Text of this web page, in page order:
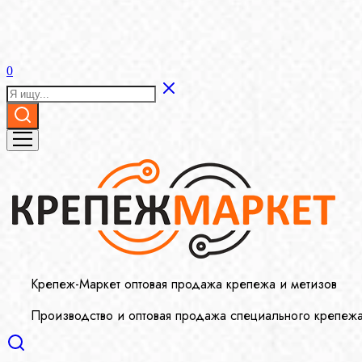
0
Крепеж-Маркет оптовая продажа крепежа и метизов
Производство и оптовая продажа специального